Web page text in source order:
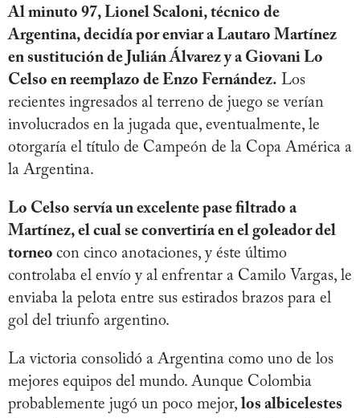
Al minuto 97, Lionel Scaloni, técnico de
Argentina, decidía por enviar a Lautaro Martínez
en sustitución de Julián Álvarez y a Giovani Lo
Celso en reemplazo de Enzo Fernández. Los
recientes ingresados al terreno de juego se verían
involucrados en la jugada que, eventualmente, le
otorgaría el título de Campeón de la Copa América a
la Argentina.
Lo Celso servía un excelente pase filtrado a
Martínez, el cual se convertiría en el goleador del
torneo con cinco anotaciones, y éste último
controlaba el envío y al enfrentar a Camilo Vargas, le
enviaba la pelota entre sus estirados brazos para el
gol del triunfo argentino.
La victoria consolidó a Argentina como uno de los
mejores equipos del mundo. Aunque Colombia
probablemente jugó un poco mejor, los albicelestes